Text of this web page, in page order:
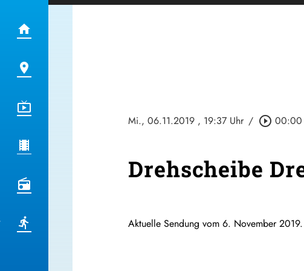
Mi., 06.11.2019 , 19:37 Uhr / play_circle_outline 00:00
Drehscheibe
Aktuelle Sendung vom 6. November 2019.